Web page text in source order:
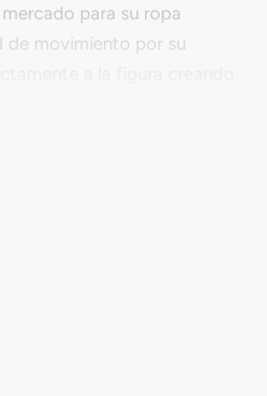
para su ropa
de movimiento por su
para usar todo el año,
tratamiento antibacteriano